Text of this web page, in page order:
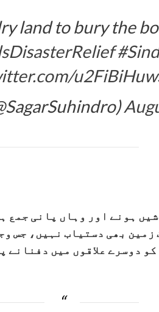
land to bury the
ہونے اور وہاں پانی جمع
زمین بھی دستیاب نہیں، جس
دوسرے علاقوں میں دفنانے